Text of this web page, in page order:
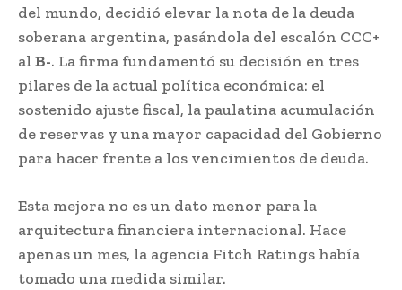
del mundo, decidió elevar la nota de la deuda
soberana argentina, pasándola del escalón CCC+
al B-. La firma fundamentó su decisión en tres
pilares de la actual política económica: el
sostenido ajuste fiscal, la paulatina acumulación
de reservas y una mayor capacidad del Gobierno
para hacer frente a los vencimientos de deuda.
Esta mejora no es un dato menor para la
arquitectura financiera internacional. Hace
apenas un mes, la agencia Fitch Ratings había
tomado una medida similar.